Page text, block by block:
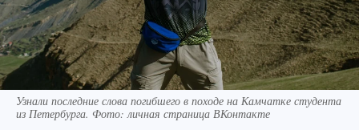
Узнали последние слова погибшего в походе на Камчатке студента
из Петербурга. Фото: личная страница ВКонтакте